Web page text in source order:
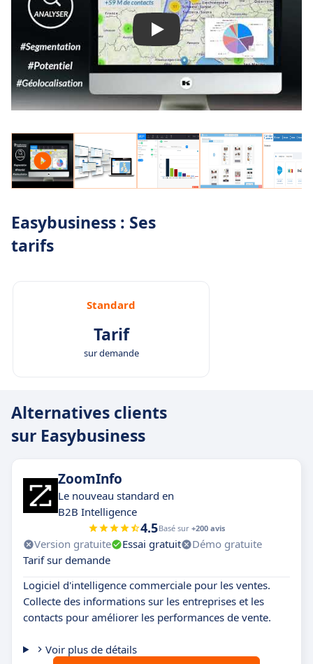
Easybusiness : Ses
tarifs
Standard
Tarif
sur demande
Alternatives clients
sur Easybusiness
ZoomInfo
Le nouveau standard en
B2B Intelligence
4.5Basé sur +200 avis
Version gratuite Essai gratuit
Démo gratuite
Tarif sur demande
Logiciel d'intelligence commerciale pour les ventes.
Collecte des informations sur les entreprises et les
contacts pour améliorer les performances de vente.
Voir plus de détails